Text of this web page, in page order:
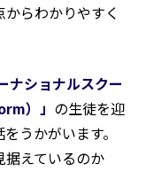
らわかりやすく
ナショナルスクー
）」 の生徒を迎
うかがいます。
据えているのか